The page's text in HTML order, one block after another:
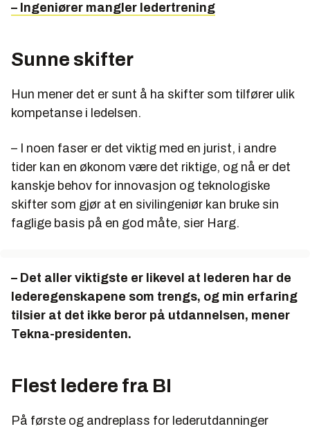
– Ingeniører mangler ledertrening
Sunne skifter
Hun mener det er sunt å ha skifter som tilfører ulik
kompetanse i ledelsen.
– I noen faser er det viktig med en jurist, i andre
tider kan en økonom være det riktige, og nå er det
kanskje behov for innovasjon og teknologiske
skifter som gjør at en sivilingeniør kan bruke sin
faglige basis på en god måte, sier Harg.
– Det aller viktigste er likevel at lederen har de
lederegenskapene som trengs, og min erfaring
tilsier at det ikke beror på utdannelsen, mener
Tekna-presidenten.
Flest ledere fra BI
På første og andreplass for lederutdanninger